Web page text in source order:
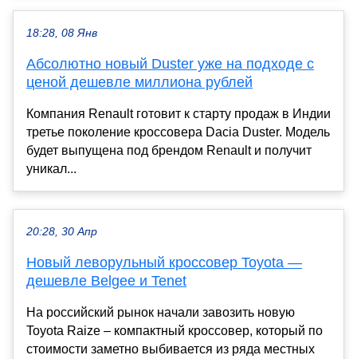
18:28, 08 Янв
Абсолютно новый Duster уже на подходе с
ценой дешевле миллиона рублей
Компания Renault готовит к старту продаж в Индии
третье поколение кроссовера Dacia Duster. Модель
будет выпущена под брендом Renault и получит
уникал...
20:28, 30 Апр
Новый леворульный кроссовер Toyota —
дешевле Belgee и Tenet
На российский рынок начали завозить новую
Toyota Raize – компактный кроссовер, который по
стоимости заметно выбивается из ряда местных